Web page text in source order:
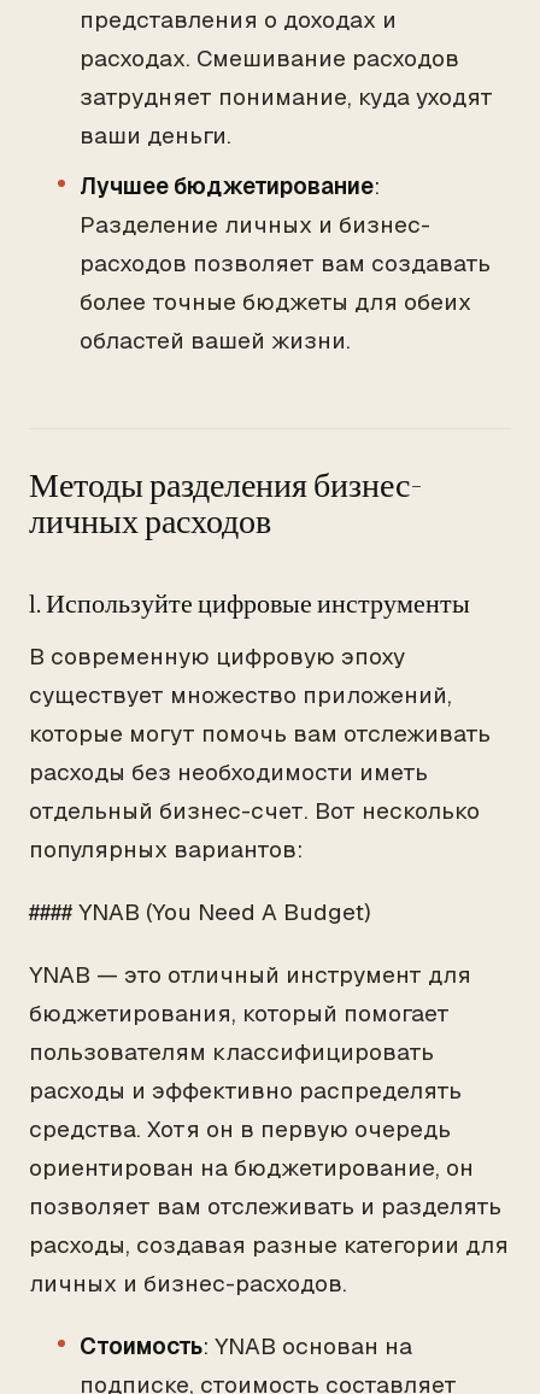
представления о доходах и
расходах. Смешивание расходов
затрудняет понимание, куда уходят
ваши деньги.
Лучшее бюджетирование:
Разделение личных и бизнес-
расходов позволяет вам создавать
более точные бюджеты для обеих
областей вашей жизни.
Методы разделения бизнес-
личных расходов
1. Используйте цифровые инструменты
В современную цифровую эпоху
существует множество приложений,
которые могут помочь вам отслеживать
расходы без необходимости иметь
отдельный бизнес-счет. Вот несколько
популярных вариантов:
#### YNAB (You Need A Budget)
YNAB — это отличный инструмент для
бюджетирования, который помогает
пользователям классифицировать
расходы и эффективно распределять
средства. Хотя он в первую очередь
ориентирован на бюджетирование, он
позволяет вам отслеживать и разделять
расходы, создавая разные категории для
личных и бизнес-расходов.
Стоимость: YNAB основан на
подписке, стоимость составляет